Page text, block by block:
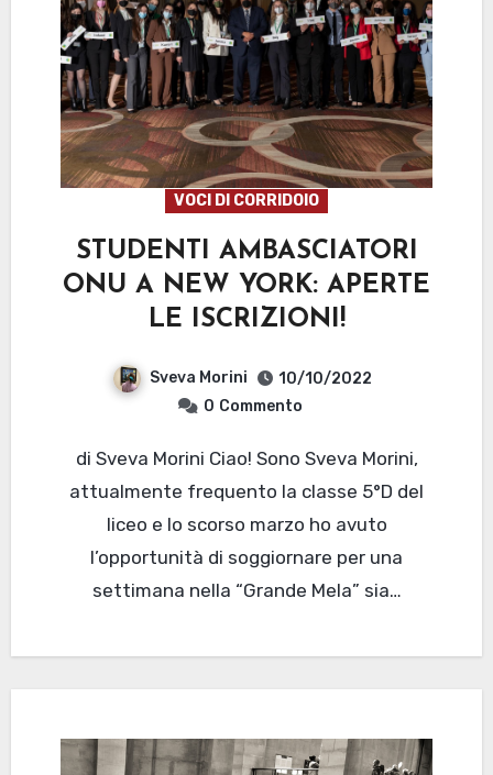
VOCI DI CORRIDOIO
STUDENTI AMBASCIATORI
ONU A NEW YORK: APERTE
LE ISCRIZIONI!
Sveva Morini
10/10/2022
0 Commento
di Sveva Morini Ciao! Sono Sveva Morini,
attualmente frequento la classe 5°D del
liceo e lo scorso marzo ho avuto
l’opportunità di soggiornare per una
settimana nella “Grande Mela” sia…